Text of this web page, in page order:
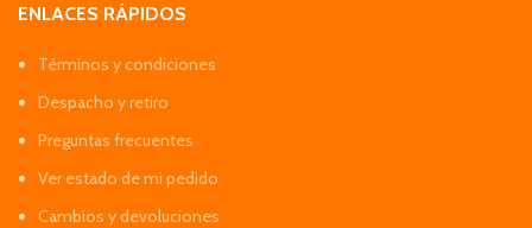
ENLACES RÁPIDOS
Términos y condiciones
Despacho y retiro
Preguntas frecuentes
Ver estado de mi pedido
Cambios y devoluciones